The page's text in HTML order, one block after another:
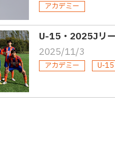
アカデミー
U-15・2025Jリ
2025/11/3
アカデミー U-15